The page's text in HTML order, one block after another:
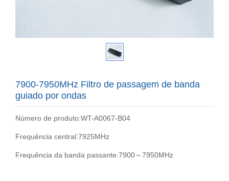
7900-7950MHz Filtro de passagem de banda
guiado por ondas
Número de produto:WT-A0067-B04
Frequência central:7925MHz
Frequência da banda passante:7900～7950MHz